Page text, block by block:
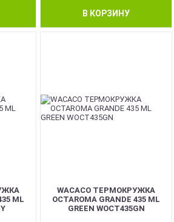
В КОРЗИНУ
ML
WACACO ТЕРМОКРУЖКА
OCTAROMA GRANDE 435 ML
GREEN WOCT435GN